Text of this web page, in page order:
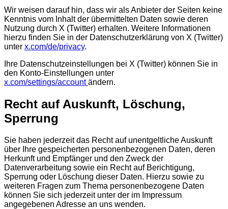
Wir weisen darauf hin, dass wir als Anbieter der Seiten keine
Kenntnis vom Inhalt der übermittelten Daten sowie deren
Nutzung durch X (Twitter) erhalten. Weitere Informationen
hierzu finden Sie in der Datenschutzerklärung von X (Twitter)
unter x.com/de/privacy.
Ihre Datenschutzeinstellungen bei X (Twitter) können Sie in
den Konto-Einstellungen unter
x.com/settings/accountändern.
Recht auf Auskunft, Löschung,
Sperrung
Sie haben jederzeit das Recht auf unentgeltliche Auskunft
über Ihre gespeicherten personenbezogenen Daten, deren
Herkunft und Empfänger und den Zweck der
Datenverarbeitung sowie ein Recht auf Berichtigung,
Sperrung oder Löschung dieser Daten. Hierzu sowie zu
weiteren Fragen zum Thema personenbezogene Daten
können Sie sich jederzeit unter der im Impressum
angegebenen Adresse an uns wenden.